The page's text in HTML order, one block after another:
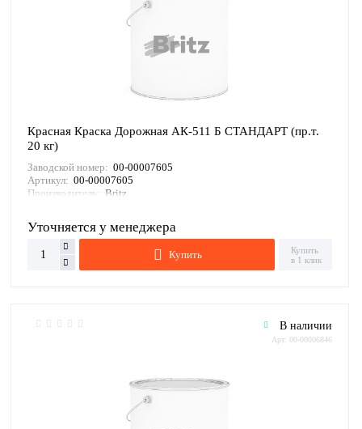
Красная Краска Дорожная АК-511 Б СТАНДАРТ (пр.т.
20 кг)
Заводской номер: 00-00007605
Артикул: 00-00007605
Производитель: Britz
Уточняется у менеджера
Купить
Купить
в 1 клик
В наличии
Арт: 00-00006846